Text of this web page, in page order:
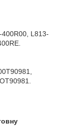
L813-